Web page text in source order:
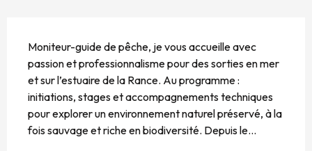
Moniteur-guide de pêche, je vous accueille avec
passion et professionnalisme pour des sorties en mer
et sur l’estuaire de la Rance. Au programme :
initiations, stages et accompagnements techniques
pour explorer un environnement naturel préservé, à la
fois sauvage et riche en biodiversité. Depuis le...